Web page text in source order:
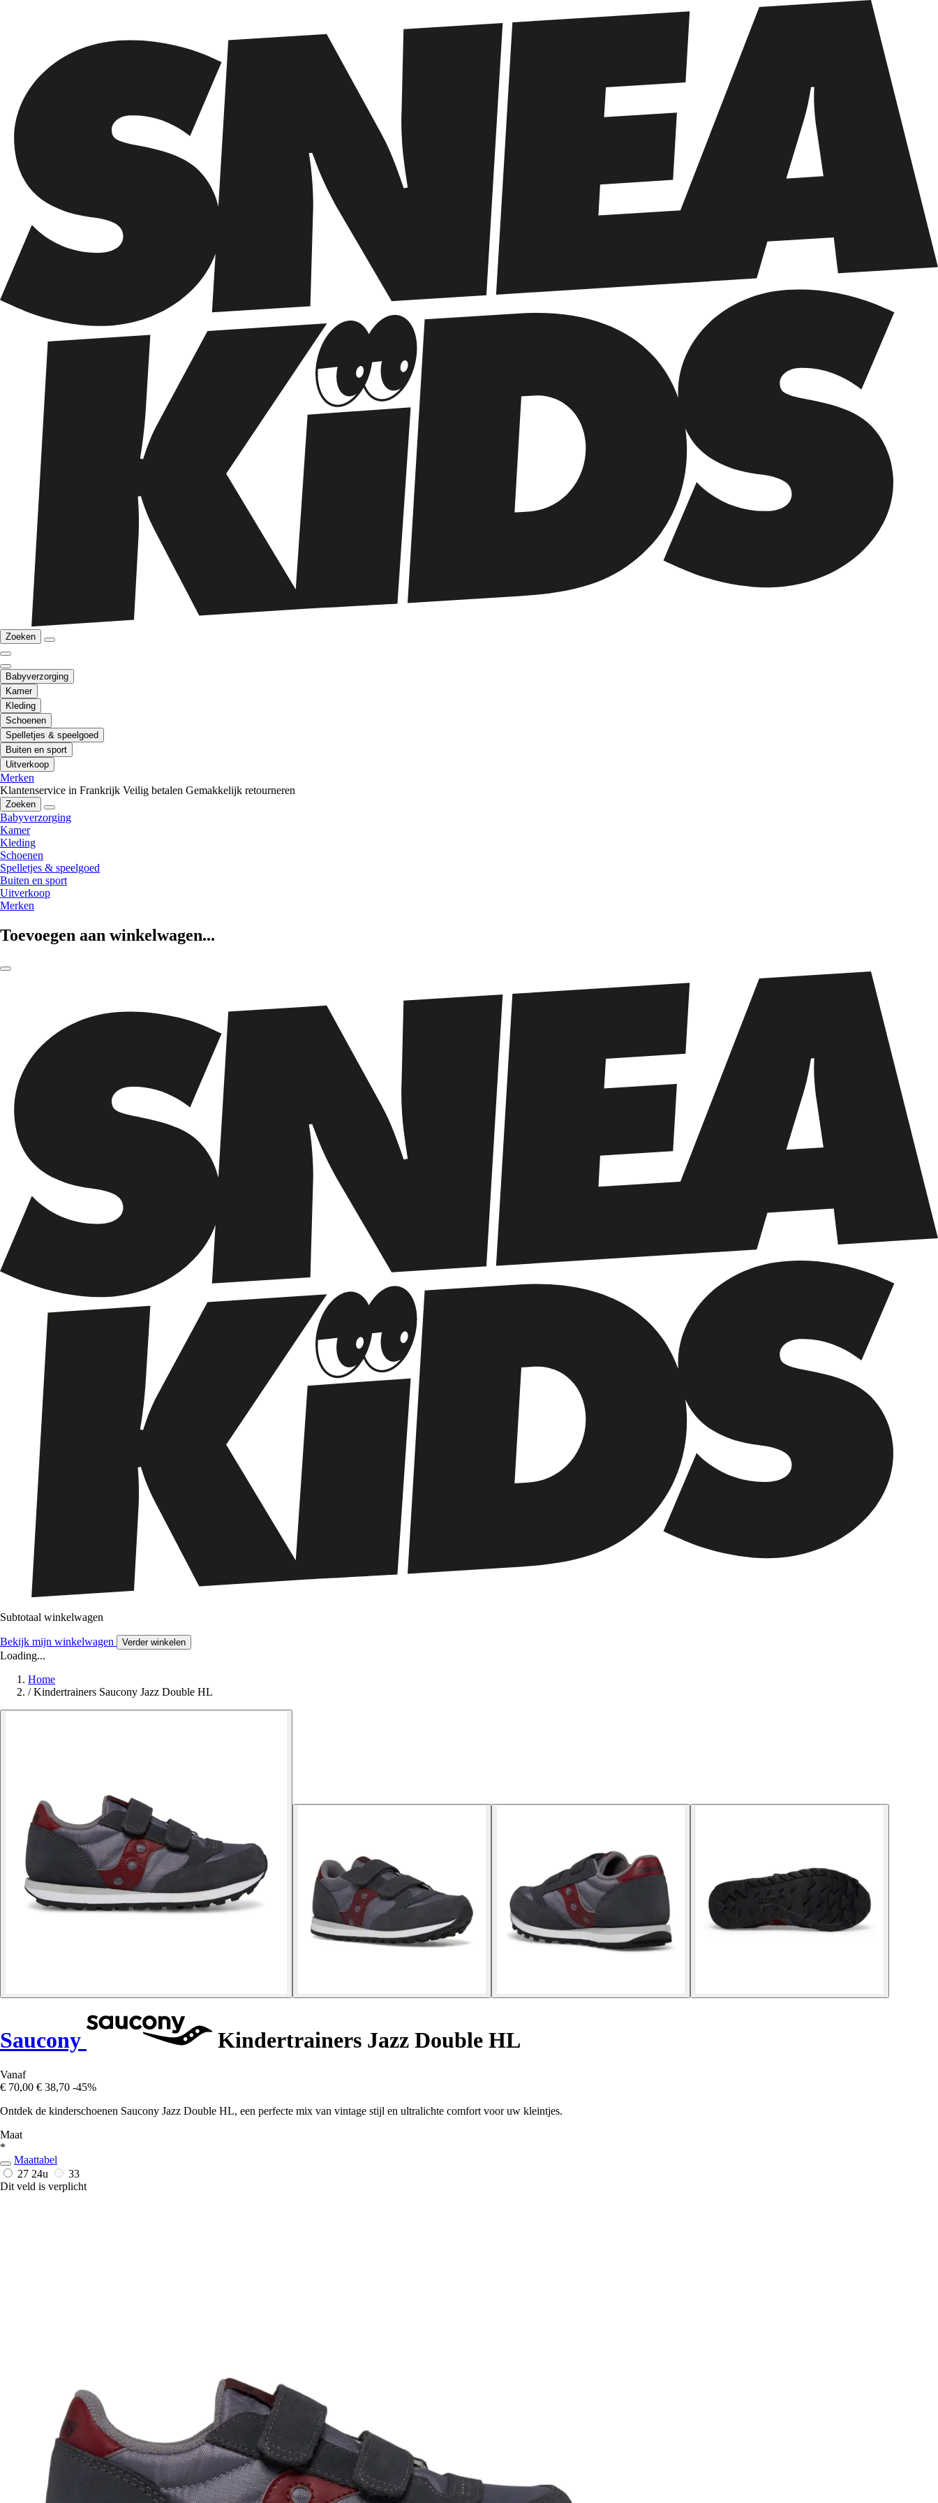
Zoeken
Babyverzorging
Kamer
Kleding
Schoenen
Spelletjes & speelgoed
Buiten en sport
Uitverkoop
Merken
Klantenservice in Frankrijk Veilig betalen Gemakkelijk retourneren
Zoeken
Babyverzorging
Kamer
Kleding
Schoenen
Spelletjes & speelgoed
Buiten en sport
Uitverkoop
Merken
Toevoegen aan winkelwagen...
Subtotaal winkelwagen
Bekijk mijn winkelwagen Verder winkelen
Loading...
Home
/ Kindertrainers Saucony Jazz Double HL
Saucony Kindertrainers Jazz Double HL
Vanaf
€ 70,00 € 38,70 -45%
Ontdek de kinderschoenen Saucony Jazz Double HL, een perfecte mix van vintage stijl en ultralichte comfort voor uw kleintjes.
Maat
*
Maattabel
27 24u
33
Dit veld is verplicht